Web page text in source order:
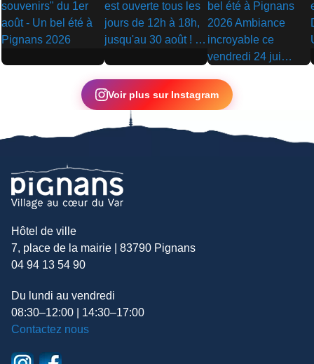
▶ ▶
▶
Voir plus sur Instagram
Hôtel de ville
7, place de la mairie | 83790 Pignans
04 94 13 54 90
Du lundi au vendredi
08:30–12:00 | 14:30–17:00
Contactez nous